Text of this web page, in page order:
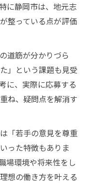
に静岡市は、地元志
整っている点が評価
道筋が分かりづら
」という課題も見受
に、実際に応募する
ね、疑問点を解消す
「若手の意見を尊重
った特徴もありま
場環境や将来性をし
想の働き方を叶える